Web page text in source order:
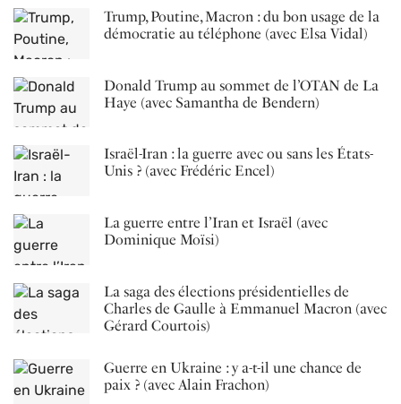
Trump, Poutine, Macron : du bon usage de la
démocratie au téléphone (avec Elsa Vidal)
Donald Trump au sommet de l’OTAN de La
Haye (avec Samantha de Bendern)
Israël-Iran : la guerre avec ou sans les États-
Unis ? (avec Frédéric Encel)
La guerre entre l’Iran et Israël (avec
Dominique Moïsi)
La saga des élections présidentielles de
Charles de Gaulle à Emmanuel Macron (avec
Gérard Courtois)
Guerre en Ukraine : y a-t-il une chance de
paix ? (avec Alain Frachon)